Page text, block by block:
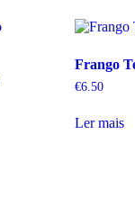
Frango
€6.50
Ler mais